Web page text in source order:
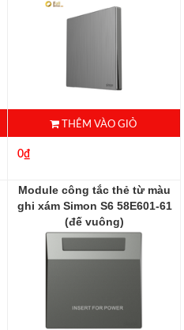
661012M-2B
THÊM VÀO GIỎ
0₫
Module công tắc thẻ từ màu
ghi xám Simon S6 58E601-61
(đế vuông)
58E601-61